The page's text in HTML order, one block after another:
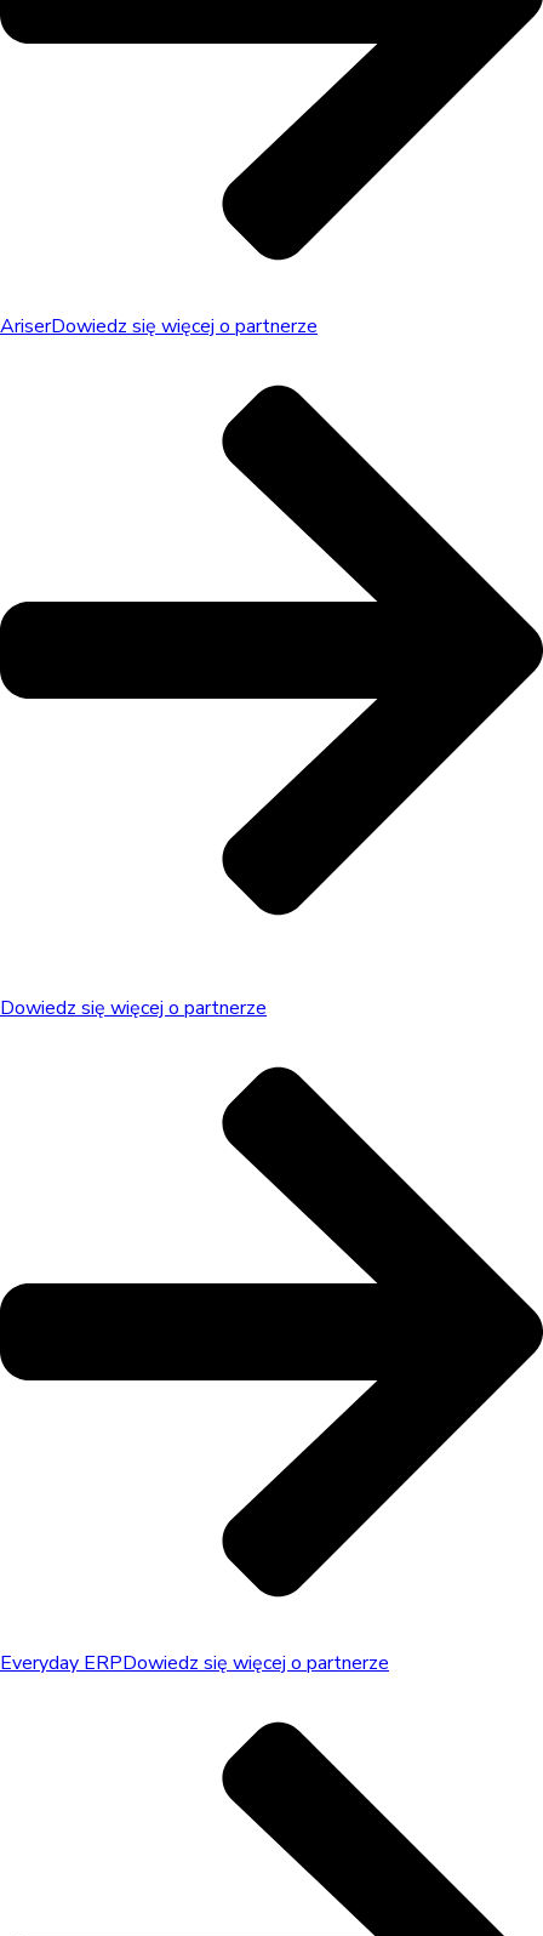
AriserDowiedz się więcej o partnerze
Dowiedz się więcej o partnerze
Everyday ERPDowiedz się więcej o partnerze